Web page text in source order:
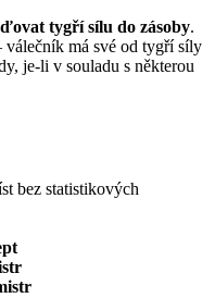
tygří sílu do zásoby.
válečník má své od tygří síly
je-li v souladu s některou
bez statistikových